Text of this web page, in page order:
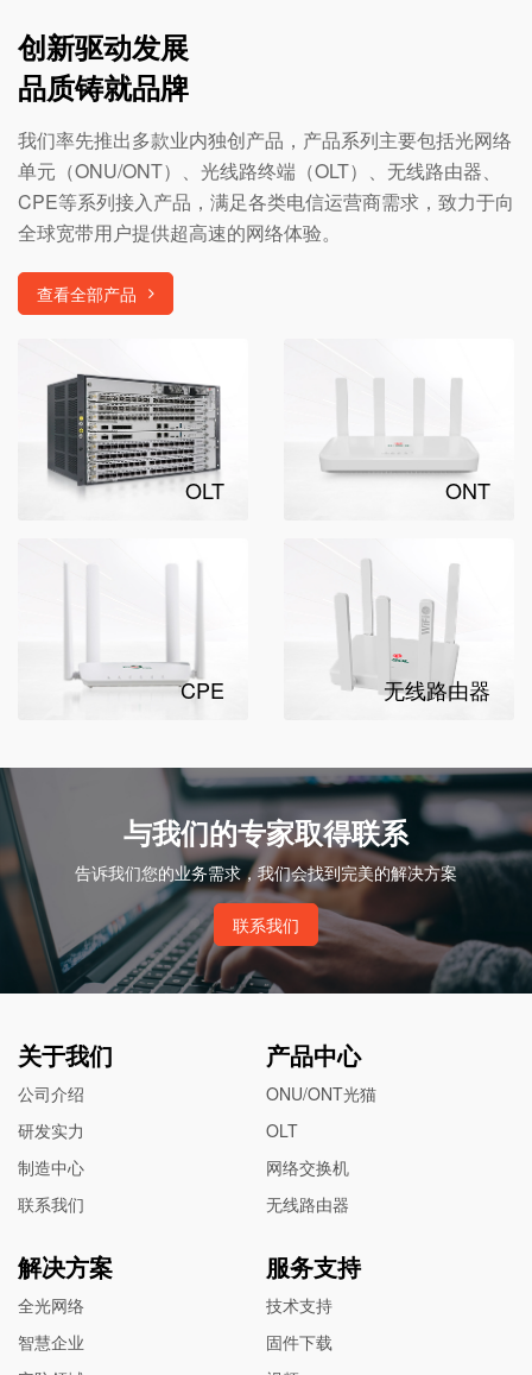
创新驱动发展
品质铸就品牌
我们率先推出多款业内独创产品，产品系列主要包括光网络
单元（ONU/ONT）、光线路终端（OLT）、无线路由器、
CPE等系列接入产品，满足各类电信运营商需求，致力于向
全球宽带用户提供超高速的网络体验。
查看全部产品
OLT ONT
CPE 无线路由器
与我们的专家取得联系
告诉我们您的业务需求，我们会找到完美的解决方案
联系我们
关于我们
公司介绍
研发实力
制造中心
联系我们
产品中心
ONU/ONT光猫
OLT
网络交换机
无线路由器
解决方案
全光网络
智慧企业
服务支持
技术支持
固件下载